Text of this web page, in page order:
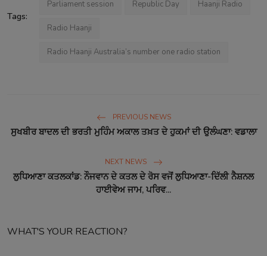
Tags:
Parliament session Republic Day Haanji Radio
Radio Haanji
Radio Haanji Australia’s number one radio station
PREVIOUS NEWS
ਸੁਖਬੀਰ ਬਾਦਲ ਦੀ ਭਰਤੀ ਮੁਹਿੰਮ ਅਕਾਲ ਤਖ਼ਤ ਦੇ ਹੁਕਮਾਂ ਦੀ ਉਲੰਘਣਾ: ਵਡਾਲਾ
NEXT NEWS
ਲੁਧਿਆਣਾ ਕਤਲਕਾਂਡ: ਨੌਜਵਾਨ ਦੇ ਕਤਲ ਦੇ ਰੋਸ ਵਜੋਂ ਲੁਧਿਆਣਾ-ਦਿੱਲੀ ਨੈਸ਼ਨਲ
ਹਾਈਵੇਅ ਜਾਮ, ਪਰਿਵ...
WHAT'S YOUR REACTION?